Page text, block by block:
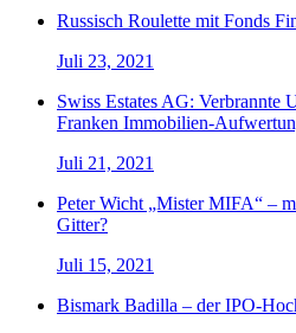
Russisch Roulette mit Fonds
Juli 23, 2021
Swiss Estates AG: Verbrannte
Franken Immobilien-
Juli 21, 2021
Peter Wicht „Mister MIFA“ –
Gitter?
Juli 15, 2021
Bismark Badilla – der IPO-